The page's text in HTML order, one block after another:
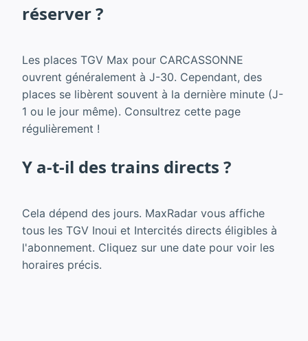
réserver ?
Les places TGV Max pour CARCASSONNE
ouvrent généralement à J-30. Cependant, des
places se libèrent souvent à la dernière minute (J-
1 ou le jour même). Consultrez cette page
régulièrement !
Y a-t-il des trains directs ?
Cela dépend des jours. MaxRadar vous affiche
tous les TGV Inoui et Intercités directs éligibles à
l'abonnement. Cliquez sur une date pour voir les
horaires précis.